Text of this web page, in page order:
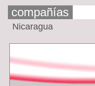
compañías
Nicaragua